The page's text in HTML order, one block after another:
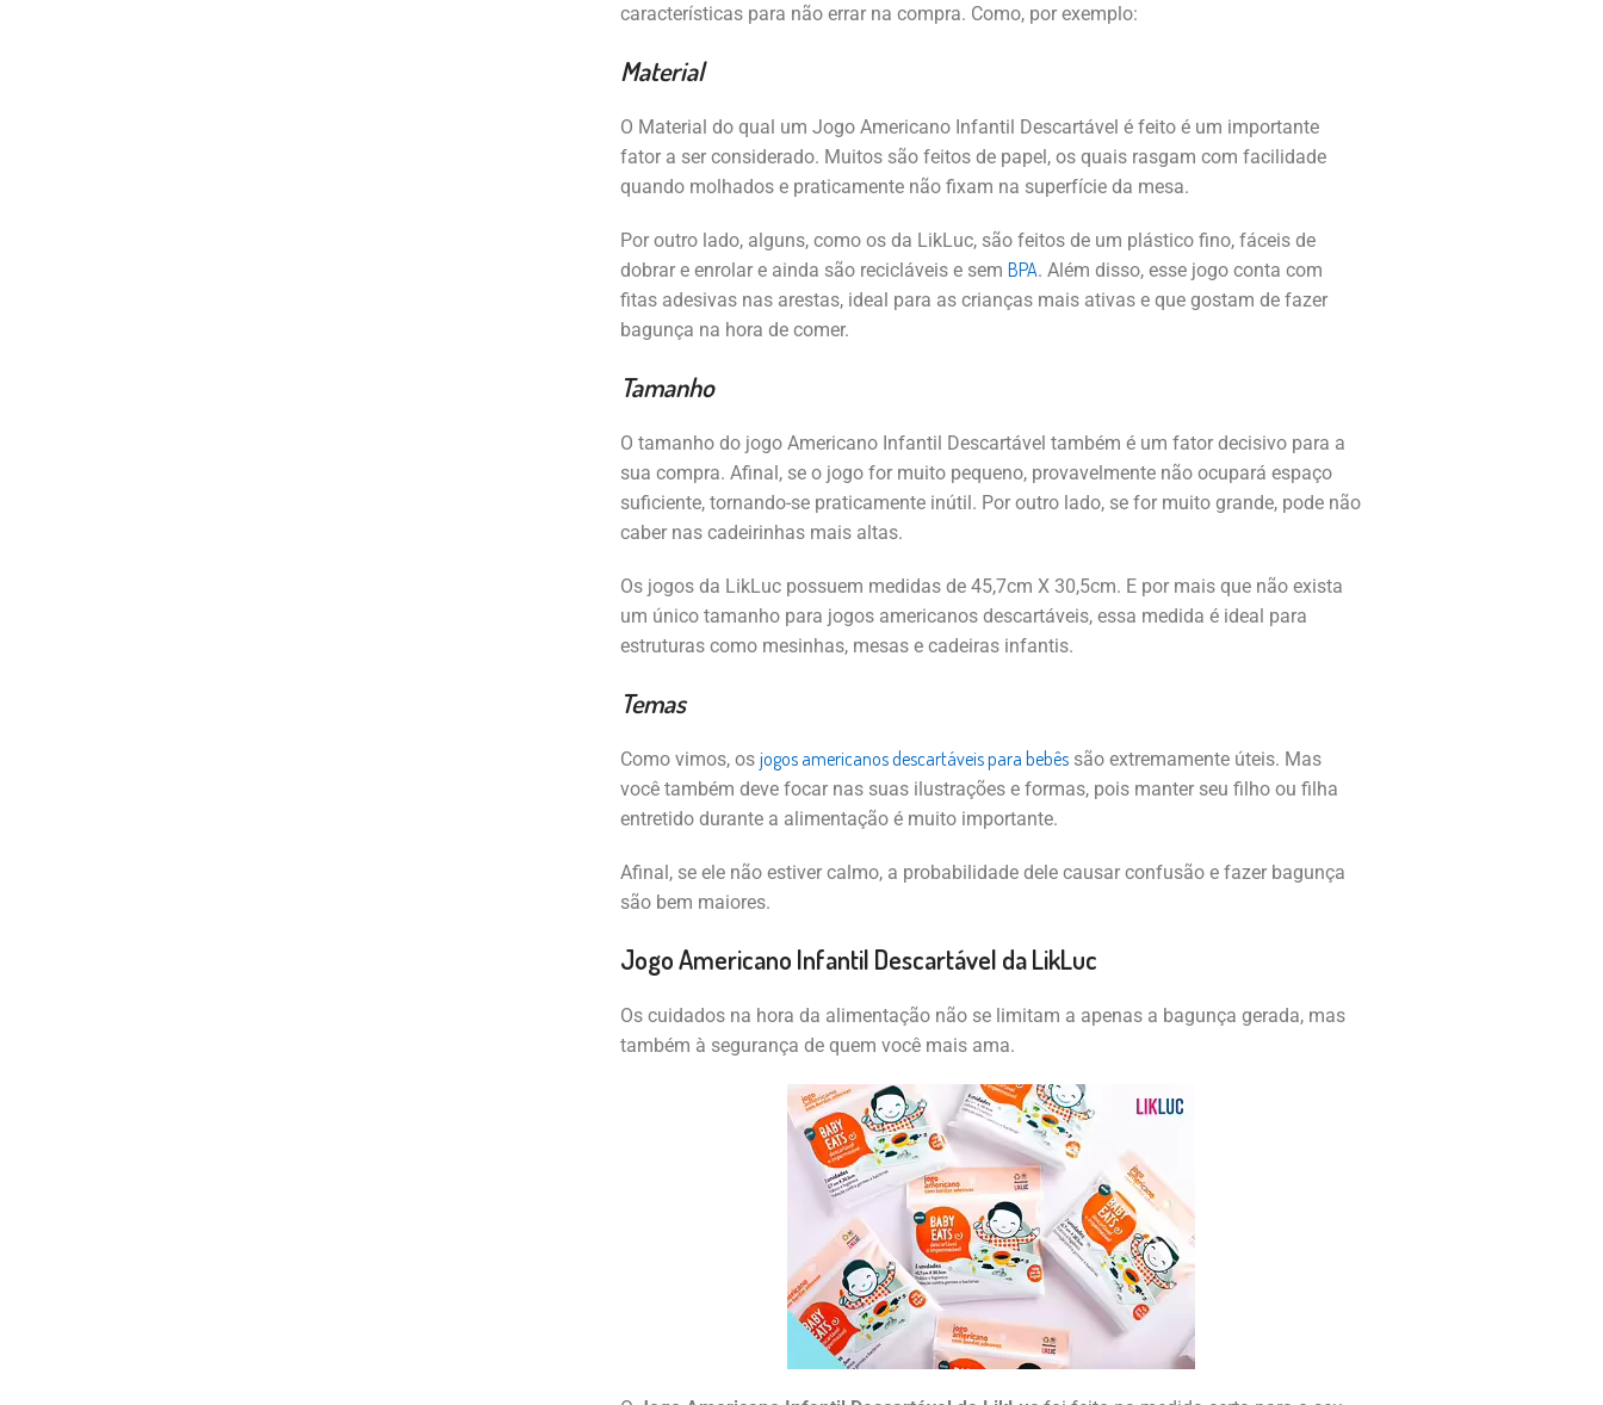
características para não errar na compra. Como, por exemplo:
Material
O Material do qual um Jogo Americano Infantil Descartável é feito é um importante
fator a ser considerado. Muitos são feitos de papel, os quais rasgam com facilidade
quando molhados e praticamente não fixam na superfície da mesa.
Por outro lado, alguns, como os da LikLuc, são feitos de um plástico fino, fáceis de
dobrar e enrolar e ainda são recicláveis e sem BPA. Além disso, esse jogo conta com
fitas adesivas nas arestas, ideal para as crianças mais ativas e que gostam de fazer
bagunça na hora de comer.
Tamanho
O tamanho do jogo Americano Infantil Descartável também é um fator decisivo para a
sua compra. Afinal, se o jogo for muito pequeno, provavelmente não ocupará espaço
suficiente, tornando-se praticamente inútil. Por outro lado, se for muito grande, pode não
caber nas cadeirinhas mais altas.
Os jogos da LikLuc possuem medidas de 45,7cm X 30,5cm. E por mais que não exista
um único tamanho para jogos americanos descartáveis, essa medida é ideal para
estruturas como mesinhas, mesas e cadeiras infantis.
Temas
Como vimos, os jogos americanos descartáveis para bebêssão extremamente úteis. Mas
você também deve focar nas suas ilustrações e formas, pois manter seu filho ou filha
entretido durante a alimentação é muito importante.
Afinal, se ele não estiver calmo, a probabilidade dele causar confusão e fazer bagunça
são bem maiores.
Jogo Americano Infantil Descartável da LikLuc
Os cuidados na hora da alimentação não se limitam a apenas a bagunça gerada, mas
também à segurança de quem você mais ama.